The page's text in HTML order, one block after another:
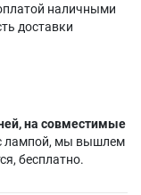
наличными
доставки
на совместимые
с лампой, мы вышлем
бесплатно.